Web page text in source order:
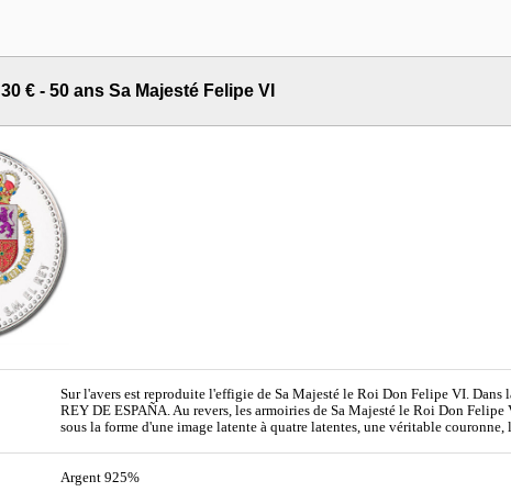
30 € - 50 ans Sa Majesté Felipe VI
Sur l'avers est reproduite l'effigie de Sa Majesté le Roi Don Felipe VI.
REY DE ESPAÑA. Au revers, les armoiries de Sa Majesté le Roi Don
sous la forme d'une image latente à quatre latentes, une véritable
Argent 925%